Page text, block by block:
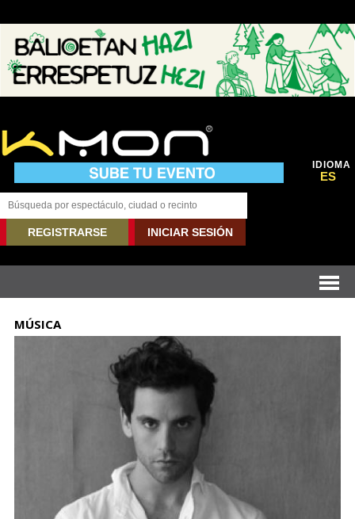
IDIOMA
ES
REGISTRARSE INICIAR SESIÓN
MÚSICA